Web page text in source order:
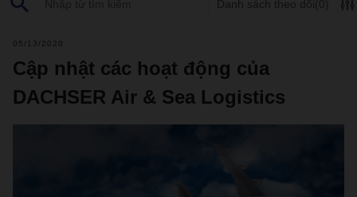
Danh sách theo dõi(0)
05/13/2020
Cập nhật các hoạt động của
DACHSER Air & Sea Logistics